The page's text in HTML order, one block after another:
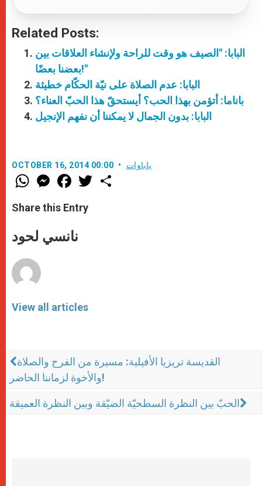
Related Posts:
البابا: "الصيف هو وقت للراحة ولإنشاء العلاقات بين
بعضنا بعضًا!"
البابا: عدم الصلاة على نيّة الحكّام خطيئة
باناما: أتؤمن بهذا الحب؟ أيستحقّ هذا الحبّ العناء؟
البابا: بدون الجمال لا يمكننا أن نفهم الإنجيل
OCTOBER 16, 2014 00:00 باباوات
W
h
t
s
p
p
M
e
s
e
e
F
a
e
b
o
k
w
Share this Entry
نانسي لحود
View all articles
القديسة تريزيا الأفيلية: مسيرة من الفرح والصلاة
والأخوة لزماننا الحاضر!
الحبّ بين النظرة السطحيّة الضيّقة وبين النظرة العميقة